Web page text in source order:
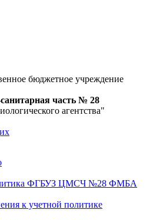
бюджетное учреждение
часть № 28
агентства"
ФГБУЗ ЦМСЧ №28 ФМБА
к учетной политике